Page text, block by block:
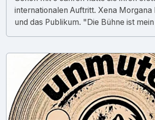
internationalen Auftritt. Xena Morgana
und das Publikum. "Die Bühne ist